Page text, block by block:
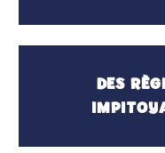
DES